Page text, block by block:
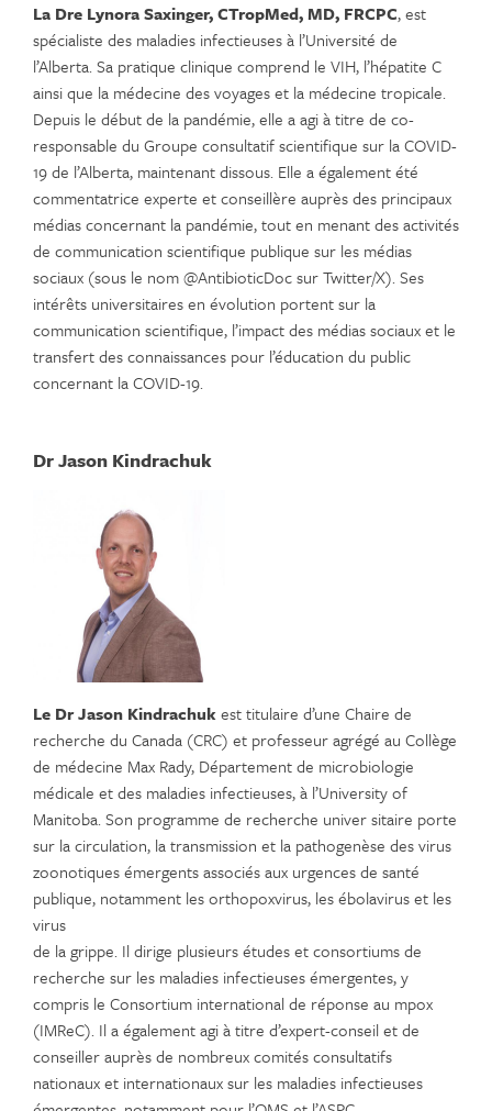
La Dre Lynora Saxinger, CTropMed, MD, FRCPC, est
spécialiste des maladies infectieuses à l’Université de
l’Alberta. Sa pratique clinique comprend le VIH, l’hépatite C
ainsi que la médecine des voyages et la médecine tropicale.
Depuis le début de la pandémie, elle a agi à titre de co-
responsable du Groupe consultatif scientifique sur la COVID-
19 de l’Alberta, maintenant dissous. Elle a également été
commentatrice experte et conseillère auprès des principaux
médias concernant la pandémie, tout en menant des activités
de communication scientifique publique sur les médias
sociaux (sous le nom @AntibioticDoc sur Twitter/X). Ses
intérêts universitaires en évolution portent sur la
communication scientifique, l’impact des médias sociaux et le
transfert des connaissances pour l’éducation du public
concernant la COVID-19.
Dr Jason Kindrachuk
Le Dr Jason Kindrachukest titulaire d’une Chaire de
recherche du Canada (CRC) et professeur agrégé au Collège
de médecine Max Rady, Département de microbiologie
médicale et des maladies infectieuses, à l’University of
Manitoba. Son programme de recherche univer sitaire porte
sur la circulation, la transmission et la pathogenèse des virus
zoonotiques émergents associés aux urgences de santé
publique, notamment les orthopoxvirus, les ébolavirus et les
virus
de la grippe. Il dirige plusieurs études et consortiums de
recherche sur les maladies infectieuses émergentes, y
compris le Consortium international de réponse au mpox
(IMReC). Il a également agi à titre d’expert-conseil et de
conseiller auprès de nombreux comités consultatifs
nationaux et internationaux sur les maladies infectieuses